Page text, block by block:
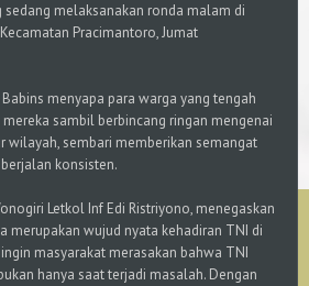
melaksanakan ronda malam di
Pracimantoro, Jumat
menyapa para warga yang tengah
sambil berbincang ringan mengenai
wilayah, sembari memberikan semangat
konsisten.
Letkol Inf Edi Ristriyono, menegaskan
merupakan wujud nyata kehadiran TNI di
masyarakat merasakan bahwa TNI
hanya saat terjadi masalah. Dengan